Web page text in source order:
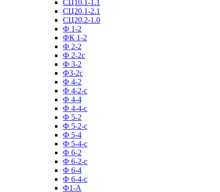
СЦ10.1-1.1
СЦ20.1-2.1
СЦ20.2-1.0
Ф 1-2
ФК 1-2
Ф 2-2
Ф 2-2с
Ф 3-2
Ф3-2с
Ф 4-2
Ф 4-2-с
Ф 4-4
Ф 4-4-с
Ф 5-2
Ф 5-2-с
Ф 5-4
Ф 5-4-с
Ф 6-2
Ф 6-2-с
Ф 6-4
Ф 6-4-с
Ф1-А